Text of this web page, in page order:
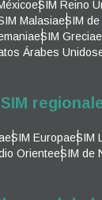
eSIM Reino
MalasiaeSIM
eSIM Grecia
Árabes Unidos
eSIM EuropaeSIM
OrienteeSIM de